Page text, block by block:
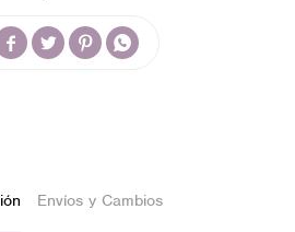
   
Envíos y Cambios